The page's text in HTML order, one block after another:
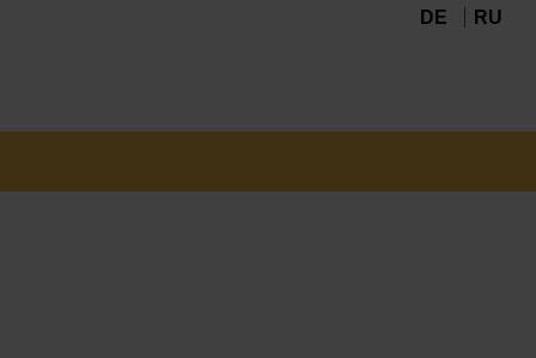
DE RU